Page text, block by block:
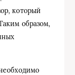
который
образом,